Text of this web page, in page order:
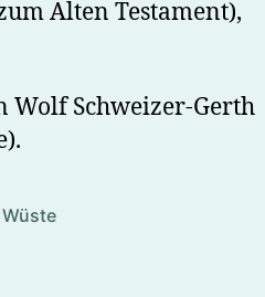
Alten Testament),
Wolf Schweizer-Gerth
Wüste